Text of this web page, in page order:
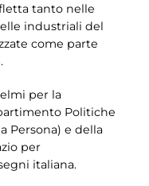
tanto nelle
industriali del
come parte
per la
Politiche
Persona) e della
per
italiana.